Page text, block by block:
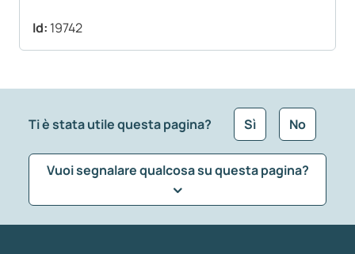
Id: 19742
Ti è stata utile questa pagina? Sì No
Vuoi segnalare qualcosa su questa pagina?